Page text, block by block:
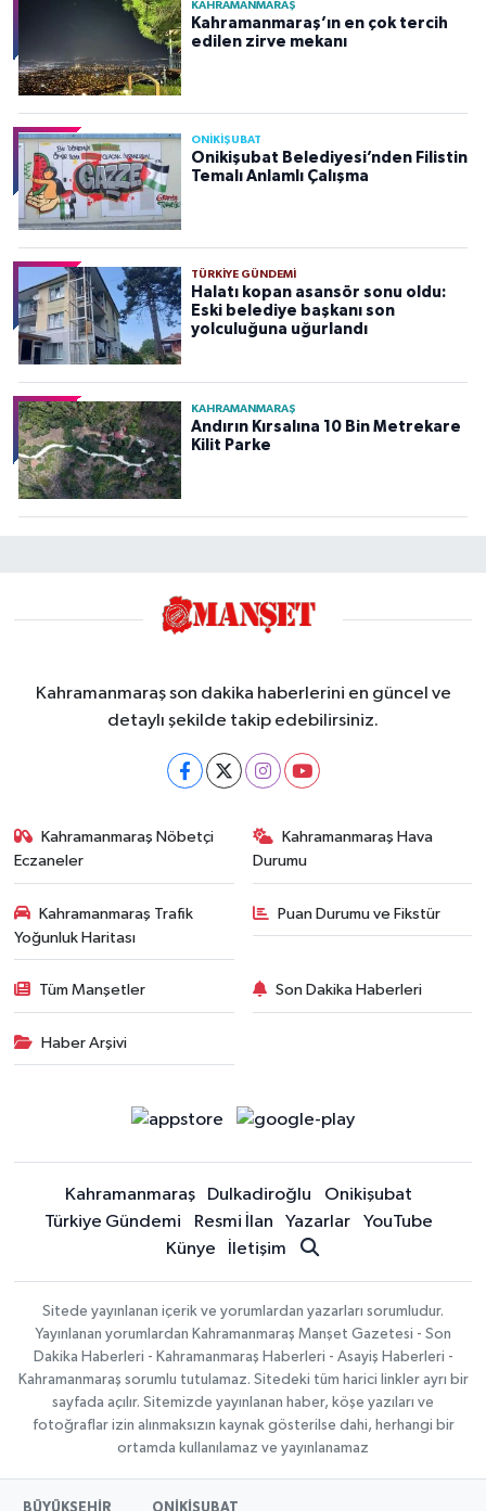
KAHRAMANMARAŞ
Kahramanmaraş’ın en çok tercih
edilen zirve mekanı
ONİKİŞUBAT
Onikişubat Belediyesi’nden Filistin
Temalı Anlamlı Çalışma
TÜRKIYE GÜNDEMI
Halatı kopan asansör sonu oldu:
Eski belediye başkanı son
yolculuğuna uğurlandı
KAHRAMANMARAŞ
Andırın Kırsalına 10 Bin Metrekare
Kilit Parke
Kahramanmaraş son dakika haberlerini en güncel ve
detaylı şekilde takip edebilirsiniz.
Kahramanmaraş Nöbetçi
Eczaneler
Kahramanmaraş Hava
Durumu
Kahramanmaraş Trafik
Yoğunluk Haritası
Puan Durumu ve Fikstür
Tüm Manşetler Son Dakika Haberleri
Haber Arşivi
Kahramanmaraş Dulkadiroğlu
Onikişubat
Türkiye Gündemi
Resmi İlan Yazarlar
YouTube
Künye
İletişim
Sitede yayınlanan içerik ve yorumlardan yazarları sorumludur.
Yayınlanan yorumlardan Kahramanmaraş Manşet Gazetesi - Son
Dakika Haberleri - Kahramanmaraş Haberleri - Asayiş Haberleri -
Kahramanmaraş sorumlu tutulamaz. Sitedeki tüm harici linkler ayrı bir
sayfada açılır. Sitemizde yayınlanan haber, köşe yazıları ve
fotoğraflar izin alınmaksızın kaynak gösterilse dahi, herhangi bir
ortamda kullanılamaz ve yayınlanamaz